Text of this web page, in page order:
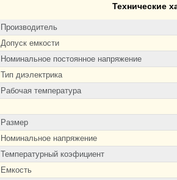
Технические
Производитель
Допуск емкости
Номинальное постоянное напряжение
Тип диэлектрика
Рабочая температура
Размер
Номинальное напряжение
Температурный коэфициент
Емкость